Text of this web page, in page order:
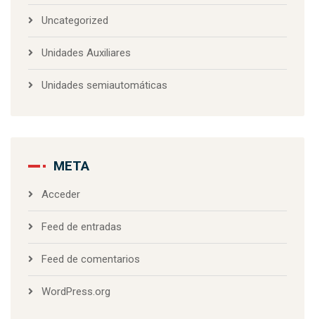
Uncategorized
Unidades Auxiliares
Unidades semiautomáticas
META
Acceder
Feed de entradas
Feed de comentarios
WordPress.org